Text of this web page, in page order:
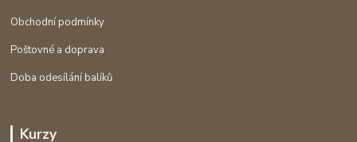
Obchodní podmínky
Poštovné a doprava
Doba odesílání balíků
Kurzy